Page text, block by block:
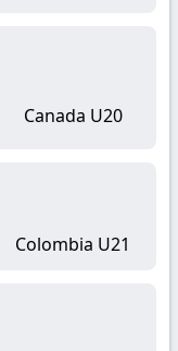
Canada U20
Colombia U21